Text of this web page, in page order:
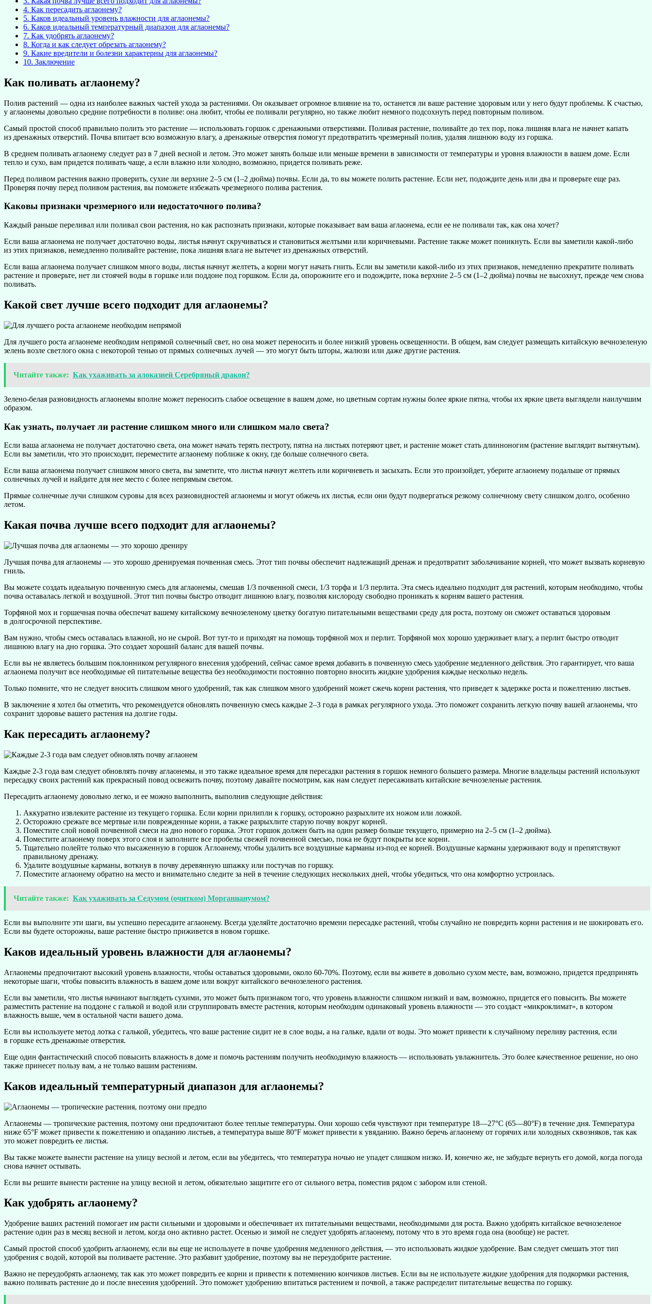
4. Как пересадить аглаонему?
5. Каков идеальный уровень влажности для аглаонемы?
6. Каков идеальный температурный диапазон для аглаонемы?
7. Как удобрять аглаонему?
8. Когда и как следует обрезать аглаонему?
9. Какие вредители и болезни характерны для аглаонемы?
10. Заключение
Как поливать аглаонему?
Полив растений — одна из наиболее важных частей ухода за растениями. Он оказывает огромное влияние на то, останется ли ваше растение здоровым или у него будут проблемы. К счастью,
у аглаонемы довольно средние потребности в поливе: она любит, чтобы ее поливали регулярно, но также любит немного подсохнуть перед повторным поливом.
Самый простой способ правильно полить это растение — использовать горшок с дренажными отверстиями. Поливая растение, поливайте до тех пор, пока лишняя влага не начнет капать
из дренажных отверстий. Почва впитает всю возможную влагу, а дренажные отверстия помогут предотвратить чрезмерный полив, удаляя лишнюю воду из горшка.
В среднем поливать аглаонему следует раз в 7 дней весной и летом. Это может занять больше или меньше времени в зависимости от температуры и уровня влажности в вашем доме. Если
тепло и сухо, вам придется поливать чаще, а если влажно или холодно, возможно, придется поливать реже.
Перед поливом растения важно проверить, сухие ли верхние 2–5 см (1–2 дюйма) почвы. Если да, то вы можете полить растение. Если нет, подождите день или два и проверьте еще раз.
Проверяя почву перед поливом растения, вы поможете избежать чрезмерного полива растения.
Каковы признаки чрезмерного или недостаточного полива?
Каждый раньше переливал или поливал свои растения, но как распознать признаки, которые показывает вам ваша аглаонема, если ее не поливали так, как она хочет?
Если ваша аглаонема не получает достаточно воды, листья начнут скручиваться и становиться желтыми или коричневыми. Растение также может поникнуть. Если вы заметили какой-либо
из этих признаков, немедленно поливайте растение, пока лишняя влага не вытечет из дренажных отверстий.
Если ваша аглаонема получает слишком много воды, листья начнут желтеть, а корни могут начать гнить. Если вы заметили какой-либо из этих признаков, немедленно прекратите поливать
растение и проверьте, нет ли стоячей воды в горшке или поддоне под горшком. Если да, опорожните его и подождите, пока верхние 2–5 см (1–2 дюйма) почвы не высохнут, прежде чем снова
поливать.
Какой свет лучше всего подходит для аглаонемы?
Для лучшего роста аглаонеме необходим непрямой солнечный свет, но она может переносить и более низкий уровень освещенности. В общем, вам следует размещать китайскую вечнозеленую
зелень возле светлого окна с некоторой тенью от прямых солнечных лучей — это могут быть шторы, жалюзи или даже другие растения.
Читайте также: Как ухаживать за алоказией Серебряный дракон?
Зелено-белая разновидность аглаонемы вполне может переносить слабое освещение в вашем доме, но цветным сортам нужны более яркие пятна, чтобы их яркие цвета выглядели наилучшим
образом.
Как узнать, получает ли растение слишком много или слишком мало света?
Если ваша аглаонема не получает достаточно света, она может начать терять пестроту, пятна на листьях потеряют цвет, и растение может стать длинноногим (растение выглядит вытянутым).
Если вы заметили, что это происходит, переместите аглаонему поближе к окну, где больше солнечного света.
Если ваша аглаонема получает слишком много света, вы заметите, что листья начнут желтеть или коричневеть и засыхать. Если это произойдет, уберите аглаонему подальше от прямых
солнечных лучей и найдите для нее место с более непрямым светом.
Прямые солнечные лучи слишком суровы для всех разновидностей аглаонемы и могут обжечь их листья, если они будут подвергаться резкому солнечному свету слишком долго, особенно
летом.
Какая почва лучше всего подходит для аглаонемы?
Лучшая почва для аглаонемы — это хорошо дренируемая почвенная смесь. Этот тип почвы обеспечит надлежащий дренаж и предотвратит заболачивание корней, что может вызвать корневую
гниль.
Вы можете создать идеальную почвенную смесь для аглаонемы, смешав 1/3 почвенной смеси, 1/3 торфа и 1/3 перлита. Эта смесь идеально подходит для растений, которым необходимо, чтобы
почва оставалась легкой и воздушной. Этот тип почвы быстро отводит лишнюю влагу, позволяя кислороду свободно проникать к корням вашего растения.
Торфяной мох и горшечная почва обеспечат вашему китайскому вечнозеленому цветку богатую питательными веществами среду для роста, поэтому он сможет оставаться здоровым
в долгосрочной перспективе.
Вам нужно, чтобы смесь оставалась влажной, но не сырой. Вот тут-то и приходят на помощь торфяной мох и перлит. Торфяной мох хорошо удерживает влагу, а перлит быстро отводит
лишнюю влагу на дно горшка. Это создает хороший баланс для вашей почвы.
Если вы не являетесь большим поклонником регулярного внесения удобрений, сейчас самое время добавить в почвенную смесь удобрение медленного действия. Это гарантирует, что ваша
аглаонема получит все необходимые ей питательные вещества без необходимости постоянно повторно вносить жидкие удобрения каждые несколько недель.
Только помните, что не следует вносить слишком много удобрений, так как слишком много удобрений может сжечь корни растения, что приведет к задержке роста и пожелтению листьев.
В заключение я хотел бы отметить, что рекомендуется обновлять почвенную смесь каждые 2–3 года в рамках регулярного ухода. Это поможет сохранить легкую почву вашей аглаонемы, что
сохранит здоровье вашего растения на долгие годы.
Как пересадить аглаонему?
Каждые 2-3 года вам следует обновлять почву аглаонемы, и это также идеальное время для пересадки растения в горшок немного большего размера. Многие владельцы растений используют
пересадку своих растений как прекрасный повод освежить почву, поэтому давайте посмотрим, как нам следует пересаживать китайские вечнозеленые растения.
Пересадить аглаонему довольно легко, и ее можно выполнить, выполнив следующие действия:
Аккуратно извлеките растение из текущего горшка. Если корни прилипли к горшку, осторожно разрыхлите их ножом или ложкой.
Осторожно срежьте все мертвые или поврежденные корни, а также разрыхлите старую почву вокруг корней.
Поместите слой новой почвенной смеси на дно нового горшка. Этот горшок должен быть на один размер больше текущего, примерно на 2–5 см (1–2 дюйма).
Поместите аглаонему поверх этого слоя и заполните все пробелы свежей почвенной смесью, пока не будут покрыты все корни.
Тщательно полейте только что высаженную в горшок Аглоанему, чтобы удалить все воздушные карманы из-под ее корней. Воздушные карманы удерживают воду и препятствуют
правильному дренажу.
Удалите воздушные карманы, воткнув в почву деревянную шпажку или постучав по горшку.
Поместите аглаонему обратно на место и внимательно следите за ней в течение следующих нескольких дней, чтобы убедиться, что она комфортно устроилась.
Читайте также: Как ухаживать за Седумом (очитком) Морганианумом?
Если вы выполните эти шаги, вы успешно пересадите аглаонему. Всегда уделяйте достаточно времени пересадке растений, чтобы случайно не повредить корни растения и не шокировать его.
Если вы будете осторожны, ваше растение быстро приживется в новом горшке.
Каков идеальный уровень влажности для аглаонемы?
Аглаонемы предпочитают высокий уровень влажности, чтобы оставаться здоровыми, около 60-70%. Поэтому, если вы живете в довольно сухом месте, вам, возможно, придется предпринять
некоторые шаги, чтобы повысить влажность в вашем доме или вокруг китайского вечнозеленого растения.
Если вы заметили, что листья начинают выглядеть сухими, это может быть признаком того, что уровень влажности слишком низкий и вам, возможно, придется его повысить. Вы можете
разместить растение на поддоне с галькой и водой или сгруппировать вместе растения, которым необходим одинаковый уровень влажности — это создаст «микроклимат», в котором
влажность выше, чем в остальной части вашего дома.
Если вы используете метод лотка с галькой, убедитесь, что ваше растение сидит не в слое воды, а на гальке, вдали от воды. Это может привести к случайному переливу растения, если
в горшке есть дренажные отверстия.
Еще один фантастический способ повысить влажность в доме и помочь растениям получить необходимую влажность — использовать увлажнитель. Это более качественное решение, но оно
также принесет пользу вам, а не только вашим растениям.
Каков идеальный температурный диапазон для аглаонемы?
Аглаонемы — тропические растения, поэтому они предпочитают более теплые температуры. Они хорошо себя чувствуют при температуре 18—27°C (65—80°F) в течение дня. Температура
ниже 65°F может привести к пожелтению и опаданию листьев, а температура выше 80°F может привести к увяданию. Важно беречь аглаонему от горячих или холодных сквозняков, так как
это может повредить ее листья.
Вы также можете вынести растение на улицу весной и летом, если вы убедитесь, что температура ночью не упадет слишком низко. И, конечно же, не забудьте вернуть его домой, когда погода
снова начнет остывать.
Если вы решите вынести растение на улицу весной и летом, обязательно защитите его от сильного ветра, поместив рядом с забором или стеной.
Как удобрять аглаонему?
Удобрение ваших растений помогает им расти сильными и здоровыми и обеспечивает их питательными веществами, необходимыми для роста. Важно удобрять китайское вечнозеленое
растение один раз в месяц весной и летом, когда оно активно растет. Осенью и зимой не следует удобрять аглаонему, потому что в это время года она (вообще) не растет.
Самый простой способ удобрить аглаонему, если вы еще не используете в почве удобрения медленного действия, — это использовать жидкое удобрение. Вам следует смешать этот тип
удобрения с водой, которой вы поливаете растение. Это разбавит удобрение, поэтому вы не переудобрите растение.
Важно не переудобрять аглаонему, так как это может повредить ее корни и привести к потемнению кончиков листьев. Если вы не используете жидкие удобрения для подкормки растения,
важно поливать растение до и после внесения удобрений. Это поможет удобрению впитаться растением и почвой, а также распределит питательные вещества по горшку.